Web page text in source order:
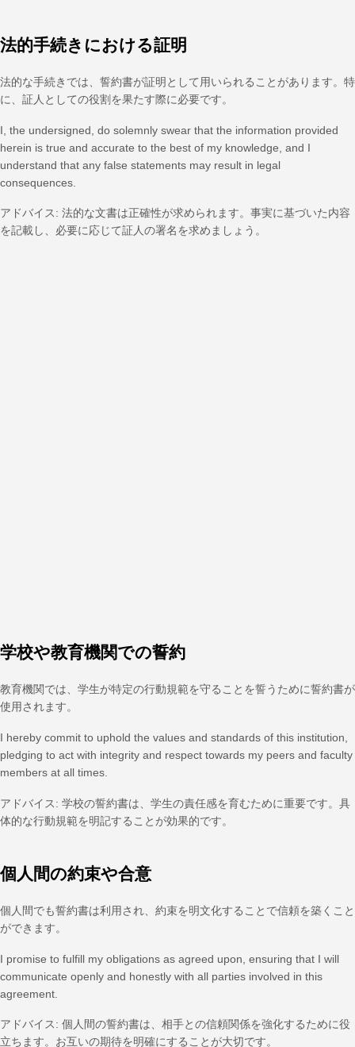
法的手続きにおける証明
法的な手続きでは、誓約書が証明として用いられることがあります。特
に、証人としての役割を果たす際に必要です。
I, the undersigned, do solemnly swear that the information provided
herein is true and accurate to the best of my knowledge, and I
understand that any false statements may result in legal
consequences.
アドバイス: 法的な文書は正確性が求められます。事実に基づいた内容
を記載し、必要に応じて証人の署名を求めましょう。
学校や教育機関での誓約
教育機関では、学生が特定の行動規範を守ることを誓うために誓約書が
使用されます。
I hereby commit to uphold the values and standards of this institution,
pledging to act with integrity and respect towards my peers and faculty
members at all times.
アドバイス: 学校の誓約書は、学生の責任感を育むために重要です。具
体的な行動規範を明記することが効果的です。
個人間の約束や合意
個人間でも誓約書は利用され、約束を明文化することで信頼を築くこと
ができます。
I promise to fulfill my obligations as agreed upon, ensuring that I will
communicate openly and honestly with all parties involved in this
agreement.
アドバイス: 個人間の誓約書は、相手との信頼関係を強化するために役
立ちます。お互いの期待を明確にすることが大切です。